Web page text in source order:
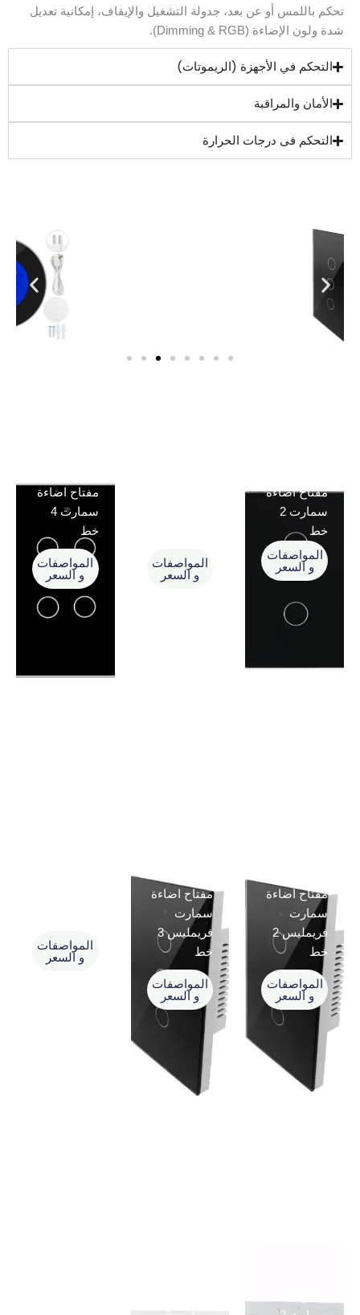
تحكم باللمس أو عن بعد، جدولة التشغيل والإيقاف، إمكانية تعديل
شدة ولون الإضاءة (Dimming & RGB).
التحكم في الأجهزة (الريموتات)
الأمان والمراقبة
التحكم فى درجات الحرارة
مفتاح اضاءة
سمارت 4
خط
المواصفات
و السعر
المواصفات
و السعر
مفتاح اضاءة
سمارت 2
خط
المواصفات
و السعر
مفتاح اضاءة
سمارت
فريمليس 2
خط
المواصفات
و السعر
مفتاح اضاءة
سمارت
فريمليس 3
خط
المواصفات
و السعر
المواصفات
و السعر